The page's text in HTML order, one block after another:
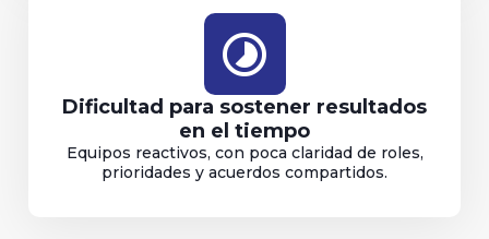
timelapse
Dificultad para sostener resultados
en el tiempo
Equipos reactivos, con poca claridad de roles,
prioridades y acuerdos compartidos.